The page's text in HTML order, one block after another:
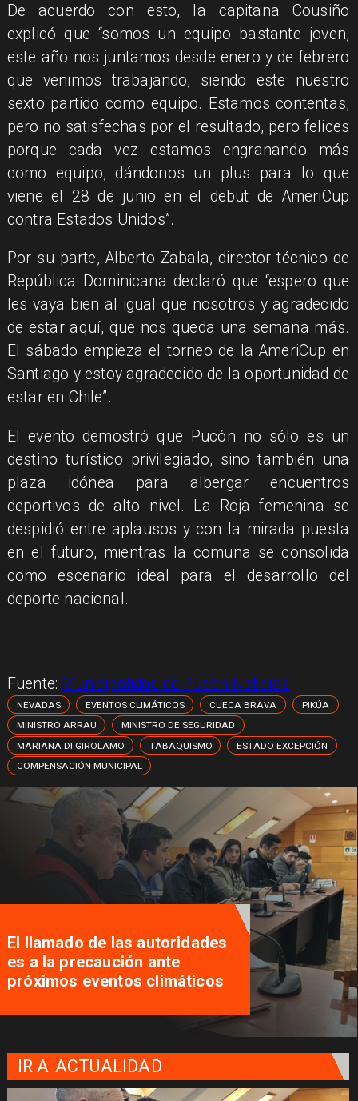
De acuerdo con esto, la capitana Cousiño
explicó que “somos un equipo bastante joven,
este año nos juntamos desde enero y de febrero
que venimos trabajando, siendo este nuestro
sexto partido como equipo. Estamos contentas,
pero no satisfechas por el resultado, pero felices
porque cada vez estamos engranando más
como equipo, dándonos un plus para lo que
viene el 28 de junio en el debut de AmeriCup
contra Estados Unidos”.
Por su parte, Alberto Zabala, director técnico de
República Dominicana declaró que “espero que
les vaya bien al igual que nosotros y agradecido
de estar aquí, que nos queda una semana más.
El sábado empieza el torneo de la AmeriCup en
Santiago y estoy agradecido de la oportunidad de
estar en Chile”.
El evento demostró que Pucón no sólo es un
destino turístico privilegiado, sino también una
plaza idónea para albergar encuentros
deportivos de alto nivel. La Roja femenina se
despidió entre aplausos y con la mirada puesta
en el futuro, mientras la comuna se consolida
como escenario ideal para el desarrollo del
deporte nacional.
Fuente: Municipalidad de Pucón Noticias
NEVADAS EVENTOS CLIMÁTICOS CUECA BRAVA
PIKÚA
MINISTRO ARRAU
MINISTRO DE SEGURIDAD
MARIANA DI GIROLAMO
TABAQUISMO
ESTADO EXCEPCIÓN
COMPENSACIÓN MUNICIPAL
Traveler Tips, la aplicación que
nació en Pucón y busca
potenciar el turismo local
IR A ACTUALIDAD